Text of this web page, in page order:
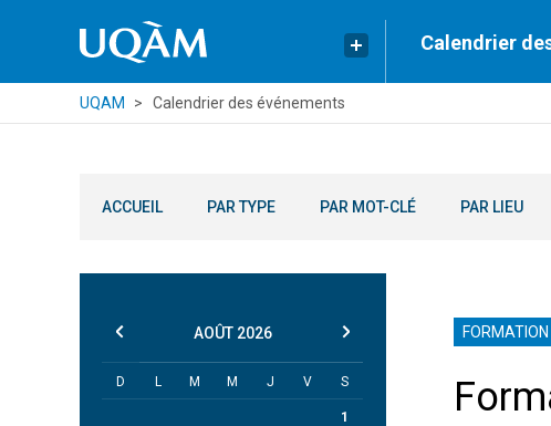
Calendrier
UQAM Calendrier des événements
ACCUEIL PAR TYPE PAR MOT-CLÉ PAR LIEU
FORMATION
AOÛT 2026
D L M M J V S
1